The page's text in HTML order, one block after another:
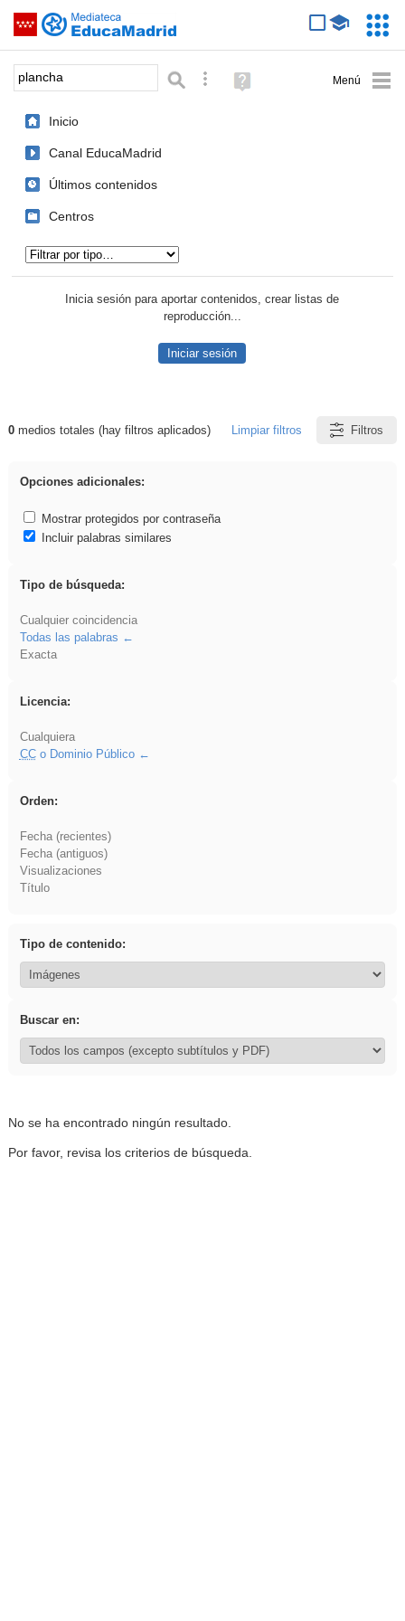
Saltar navegación
Palabra o frase: Búsqueda avanzada
Ayuda
(en
Inicio
Canal EducaMadrid
Últimos contenidos
Centros
Inicia sesión para aportar contenidos, crear listas de
reproducción...
Iniciar sesión
Resultados de: plancha
0medios totales (hay filtros aplicados) Limpiar filtros Filtros
Opciones adicionales:
Mostrar protegidos por contraseña
Incluir palabras similares
Tipo de búsqueda:
Cualquier coincidencia
Todas las palabras
Exacta
Licencia:
Cualquiera
CCo Dominio Público
Orden:
Fecha (recientes)
Fecha (antiguos)
Visualizaciones
Título
Tipo de contenido:
Buscar en:
No se ha encontrado ningún resultado.
Por favor, revisa los criterios de búsqueda.